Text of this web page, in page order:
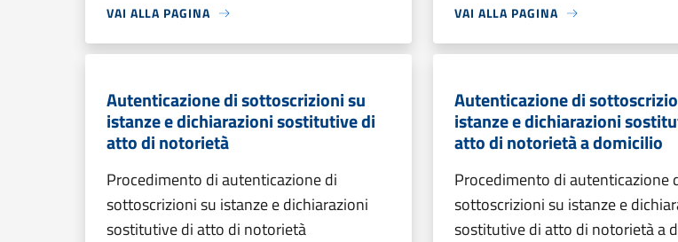
VAI ALLA PAGINA VAI ALLA PAGINA
Autenticazione di sottoscrizioni su
istanze e dichiarazioni sostitutive di
atto di notorietà
Procedimento di autenticazione di
sottoscrizioni su istanze e dichiarazioni
sostitutive di atto di notorietà
Autenticazione di
istanze e dichiarazioni
atto di notorietà a domicilio
Procedimento di autenticazione
sottoscrizioni su istanze e
sostitutive di atto di notorietà a